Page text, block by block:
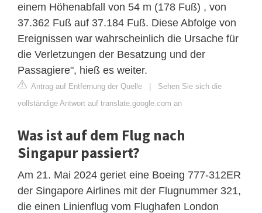
einem Höhenabfall von 54 m (178 Fuß) , von
37.362 Fuß auf 37.184 Fuß. Diese Abfolge von
Ereignissen war wahrscheinlich die Ursache für
die Verletzungen der Besatzung und der
Passagiere", hieß es weiter.
Antrag auf Entfernung der Quelle | Sehen Sie sich die
vollständige Antwort auf translate.google.com an
Was ist auf dem Flug nach
Singapur passiert?
Am 21. Mai 2024 geriet eine Boeing 777-312ER
der Singapore Airlines mit der Flugnummer 321,
die einen Linienflug vom Flughafen London